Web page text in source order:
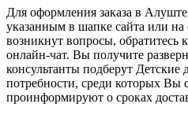
Для оформления заказа в
указанным в шапке сайта или
возникнут вопросы, обратитесь
онлайн-чат. Вы получите
консультанты подберут
потребности, среди которых Вы
проинформируют о сроках